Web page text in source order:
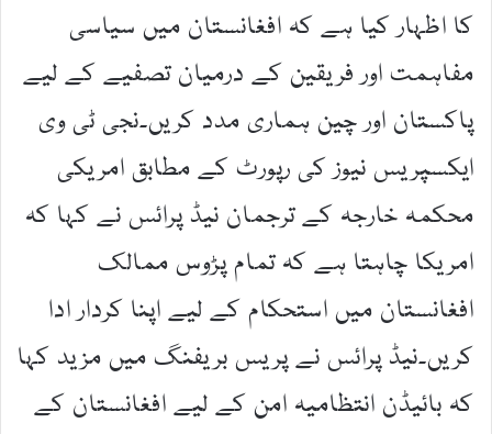
کا اظہار کیا ہے کہ افغانستان میں سیاسی
مفاہمت اور فریقین کے درمیان تصفیے کے لیے
پاکستان اور چین ہماری مدد کریں۔نجی ٹی وی
ایکسپریس نیوز کی رپورٹ کے مطابق امریکی
محکمہ خارجہ کے ترجمان نیڈ پرائس نے کہا کہ
امریکا چاہتا ہے کہ تمام پڑوس ممالک
افغانستان میں استحکام کے لیے اپنا کردار ادا
کریں۔نیڈ پرائس نے پریس بریفنگ میں مزید کہا
کہ بائیڈن انتظامیہ امن کے لیے افغانستان کے